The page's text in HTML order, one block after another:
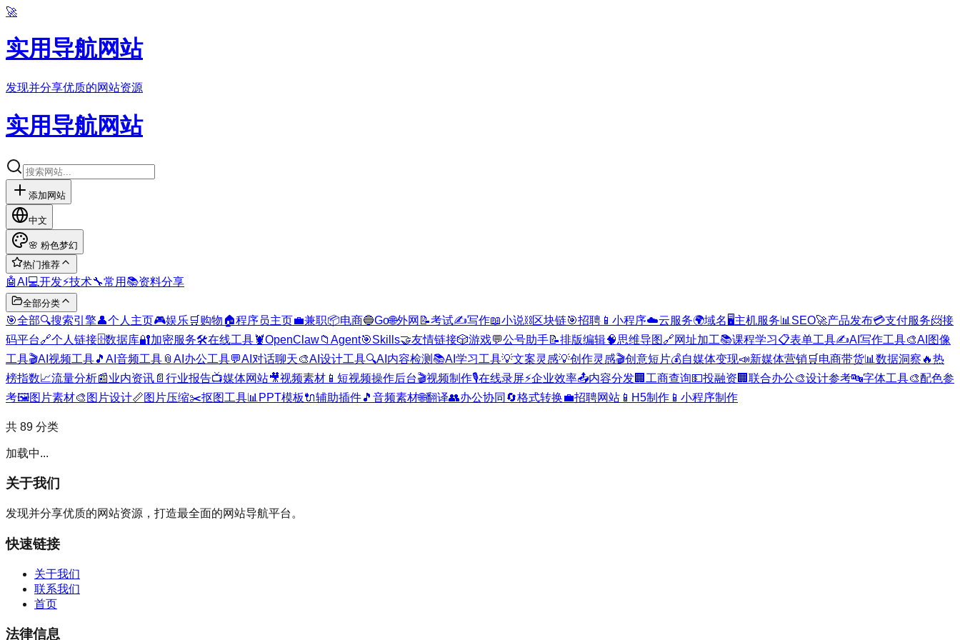
🚀
实用导航网站
发现并分享优质的网站资源
实用导航网站
添加网站
中文
🌸 粉色梦幻
热门推荐
🤖AI 💻开发⚡技术🔧常用 📚资料分享
全部分类
🎯全部🔍搜索引擎👤个人主页🎮娱乐🛒 购物🏠程序员主页💼兼职📦电商🔵Go🌐外网 📝考试✍️写作📖小说⛓️区块链🎯招聘 📱 小程序☁️云服务🌍域名 🖥️主机服务📊 SEO🚀产品发布💳支付服务📨接
码平台🔗个人链接🗄️数据库🔐加密服务🛠️在线工具🦞OpenClaw📁 Agent🎯Skills🤝友情链接🎲游戏💬公号助手📝排版编辑🧠思维导图🔗网址加工📚课程学习📋表单工具✍️AI写作工具🎨AI图像
工具🎬AI视频工具🎵 AI音频工具 📎 AI办公工具💬AI对话聊天🎨AI设计工具🔍AI内容检测 📚AI学习工具💡文案灵感💡创作灵感🎬创意短片💰自媒体变现📣新媒体营销 🛒 电商带货📊 数据洞察 🔥热
榜指数📈流量分析📰业内资讯 📄 行业报告📺媒体网站🎥视频素材 📱 短视频操作后台🎬视频制作🎙️在线录屏⚡企业效率📤内容分发🏢 工商查询💵投融资 🏢 联合办公🎨设计参考🔤字体工具🎨配色参
考🖼️图片素材🎨 图片设计📏图片压缩✂️抠图工具📊 PPT模板🔌辅助插件🎵 音频素材🌐翻译👥办公协同 🔄格式转换💼招聘网站 📱 H5制作 📱 小程序制作
共 89 分类
加载中...
关于我们
发现并分享优质的网站资源，打造最全面的网站导航平台。
快速链接
关于我们
联系我们
首页
法律信息